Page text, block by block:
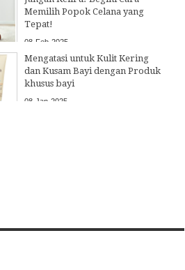
Memilih Popok Celana yang
Tepat!
08 Feb 2025
Mengatasi untuk Kulit Kering
dan Kusam Bayi dengan Produk
khusus bayi
08 Jan 2025